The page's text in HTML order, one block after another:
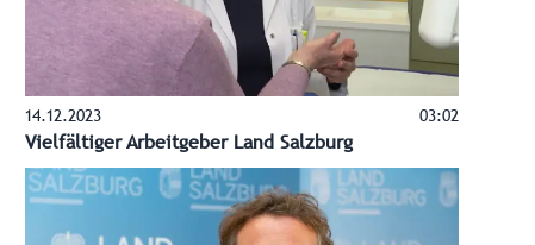
14.12.2023 03:02
Vielfältiger Arbeitgeber Land Salzburg